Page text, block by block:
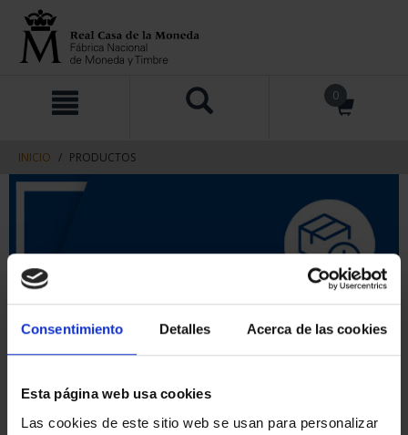
Consentimiento Detalles Acerca de las cookies
Esta página web usa cookies
Las cookies de este sitio web se usan para personalizar
contenido
navegacin
0
INICIO PRODUCTOS